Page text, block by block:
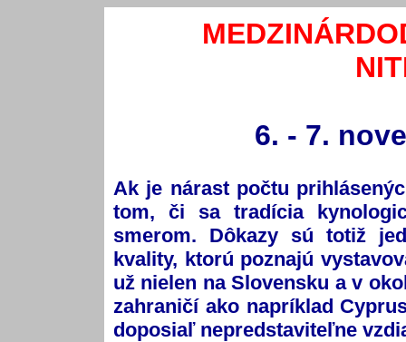
6. - 7.
Ak je nárast počtu
tom, či sa tradícia
smerom. Dôkazy sú totiž
kvality, ktorú poznajú
už nielen na Slovensku a v
zahraničí ako napríklad
doposiaľ nepredstaviteľne